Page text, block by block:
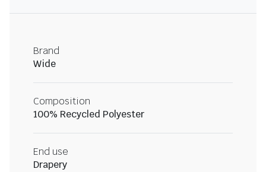
Brand
Wide
Composition
100% Recycled Polyester
End use
Drapery